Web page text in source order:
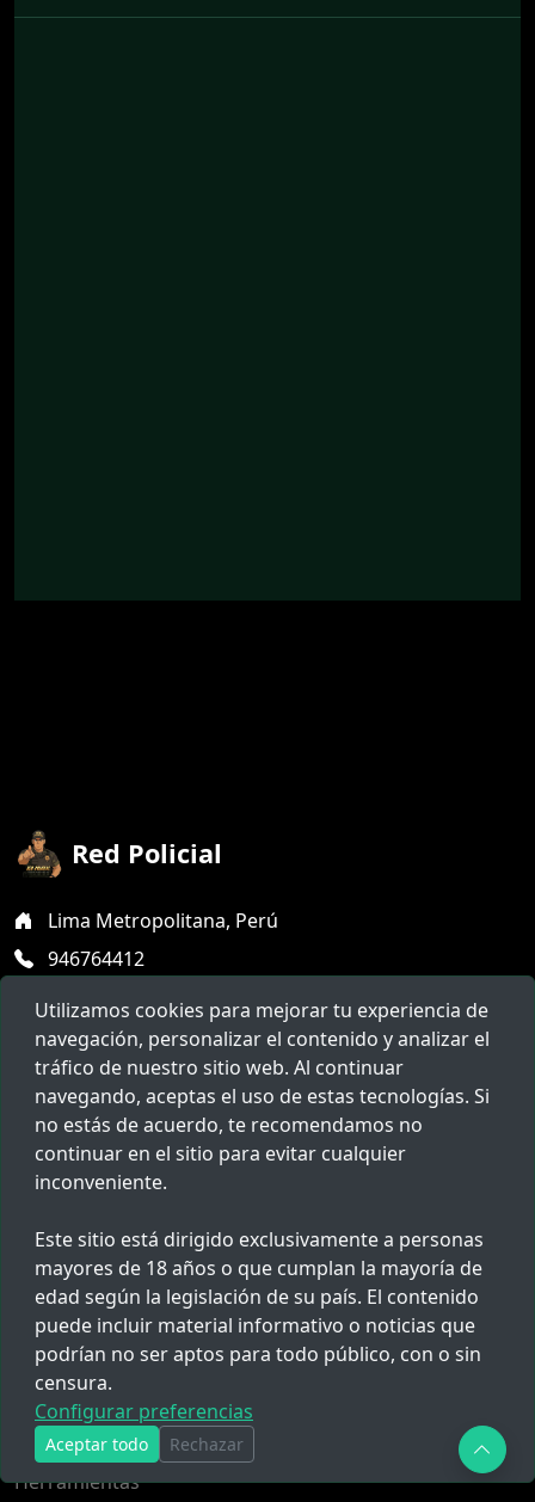
Red Policial
Lima Metropolitana, Perú
946764412
hola@redpolicial.com
Populares
Escuela de Policía
Cronograma de pagos PNP
Todo
Links
Sobre Nosotros
Populares
Herramientas
Utilizamos cookies para mejorar tu experiencia de
navegación, personalizar el contenido y analizar el
tráfico de nuestro sitio web. Al continuar
navegando, aceptas el uso de estas tecnologías. Si
no estás de acuerdo, te recomendamos no
continuar en el sitio para evitar cualquier
inconveniente.
Este sitio está dirigido exclusivamente a personas
mayores de 18 años o que cumplan la mayoría de
edad según la legislación de su país. El contenido
puede incluir material informativo o noticias que
podrían no ser aptos para todo público, con o sin
censura.
Configurar preferencias
Aceptar todo Rechazar